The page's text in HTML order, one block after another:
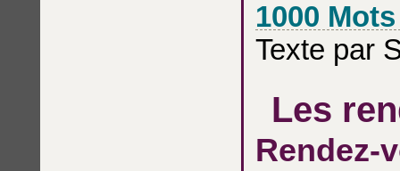
1000
Texte par
Les
Rendez-